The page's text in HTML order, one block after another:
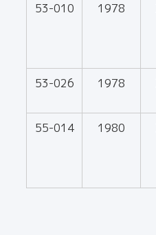
53-010 1978
53-026 1978
55-014
1980